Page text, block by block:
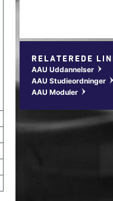
RELATEREDE
AAU Uddannelser w
AAU Studieordninger w
AAU Moduler w